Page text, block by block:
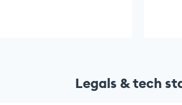
Legals & tech